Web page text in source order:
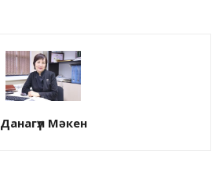
Данагүл Мәкен